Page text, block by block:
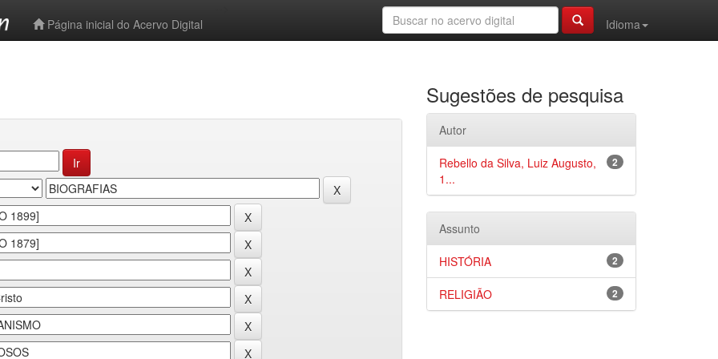
Página inicial do Acervo Digital
Idioma
Sugestões de pesquisa
Autor
2
Rebello da Silva, Luiz Augusto,
1...
Assunto
2
HISTÓRIA
2
RELIGIÃO